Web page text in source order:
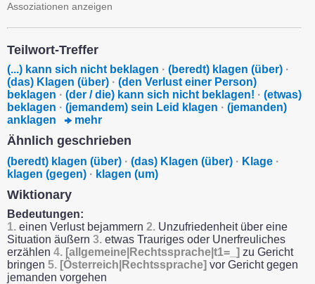
Assoziationen anzeigen
Teilwort-Treffer
(...) kann sich nicht beklagen · (beredt) klagen (über) ·
(das) Klagen (über) · (den Verlust einer Person)
beklagen · (der / die) kann sich nicht beklagen! · (etwas)
beklagen · (jemandem) sein Leid klagen · (jemanden)
anklagen
mehr
Ähnlich geschrieben
(beredt) klagen (über) · (das) Klagen (über) · Klage ·
klagen (gegen) · klagen (um)
Wiktionary
Bedeutungen:
1. einen Verlust bejammern 2. Unzufriedenheit über eine
Situation äußern 3. etwas Trauriges oder Unerfreuliches
erzählen 4. [allgemeine|Rechtssprache|t1=_] zu Gericht
bringen 5. [Österreich|Rechtssprache] vor Gericht gegen
jemanden vorgehen